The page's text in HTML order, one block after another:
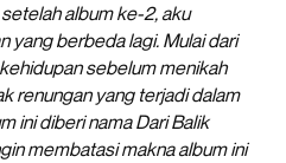
album ke-2, aku
yang berbeda lagi. Mulai dari
sebelum menikah
renungan yang terjadi dalam
ini diberi nama Dari Balik
membatasi makna album ini